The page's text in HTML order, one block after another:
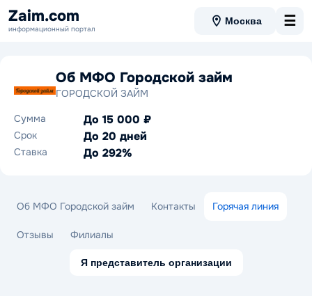
Zaim.com
информационный портал
Москва ☰
Об МФО Городской займ
ГОРОДСКОЙ ЗАЙМ
Сумма
До 15 000 ₽
Срок До 20 дней
Ставка До 292%
Об МФО Городской займ Контакты Горячая линия
Отзывы Филиалы
Я представитель организации